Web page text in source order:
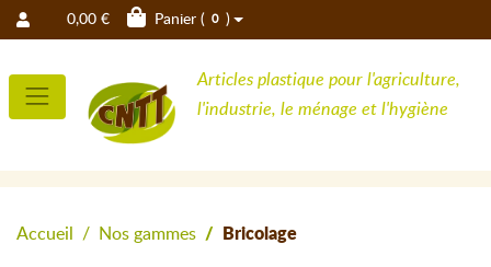
0,00 € Panier ( 0 )
Articles plastique pour l'agriculture,
l'industrie, le ménage et l'hygiène
Accueil Nos gammes Bricolage